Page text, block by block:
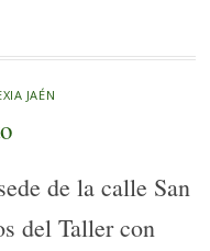
JAÉN
de la calle San
del Taller con